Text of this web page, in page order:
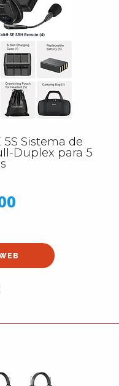
Sistema de
Duplex para 5